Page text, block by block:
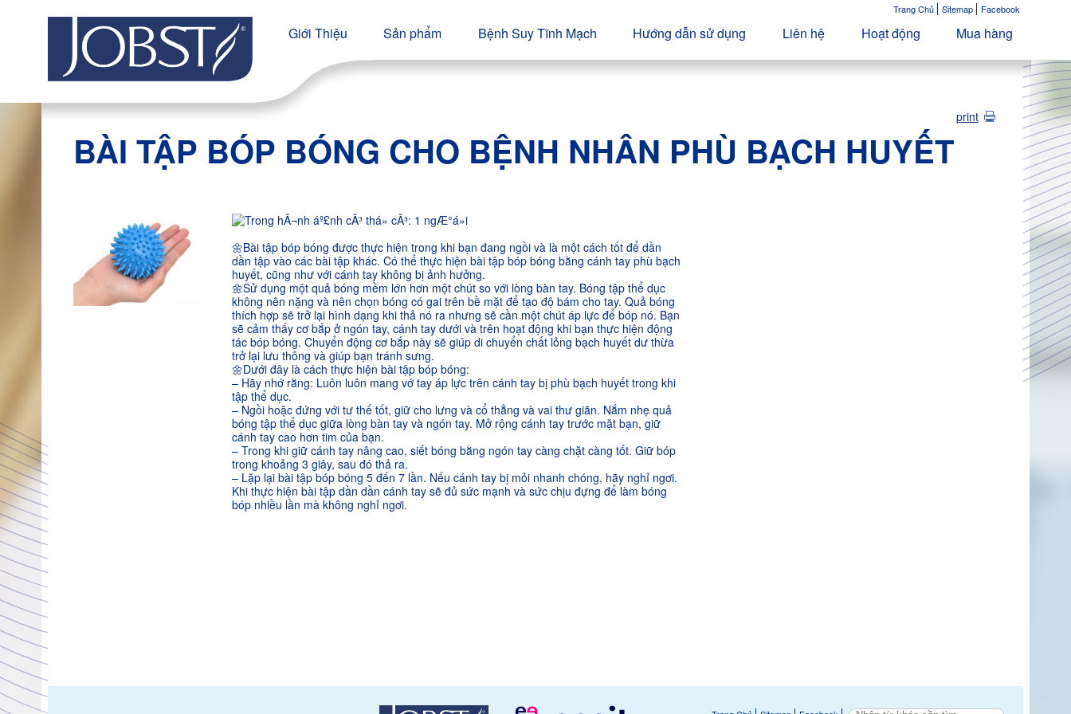
Trang Chủ Sitemap Facebook
Giới Thiệu Sản phẩm Bệnh Suy Tĩnh Mạch Hướng dẫn sử dụng Liên hệ Hoạt động Mua hàng
print
BÀI TẬP BÓP BÓNG CHO BỆNH NHÂN PHÙ BẠCH HUYẾT
🌼Bài tập bóp bóng được thực hiện trong khi bạn đang ngồi và là một cách tốt để dần
dần tập vào các bài tập khác. Có thể thực hiện bài tập bóp bóng bằng cánh tay phù bạch
huyết, cũng như với cánh tay không bị ảnh hưởng.
🌼Sử dụng một quả bóng mềm lớn hơn một chút so với lòng bàn tay. Bóng tập thể dục
không nên nặng và nên chọn bóng có gai trên bề mặt để tạo độ bám cho tay. Quả bóng
thích hợp sẽ trở lại hình dạng khi thả nó ra nhưng sẽ cần một chút áp lực để bóp nó. Bạn
sẽ cảm thấy cơ bắp ở ngón tay, cánh tay dưới và trên hoạt động khi bạn thực hiện động
tác bóp bóng. Chuyển động cơ bắp này sẽ giúp di chuyển chất lỏng bạch huyết dư thừa
trở lại lưu thông và giúp bạn tránh sưng.
🌼Dưới đây là cách thực hiện bài tập bóp bóng:
– Hãy nhớ rằng: Luôn luôn mang vớ tay áp lực trên cánh tay bị phù bạch huyết trong khi
tập thể dục.
– Ngồi hoặc đứng với tư thế tốt, giữ cho lưng và cổ thẳng và vai thư giãn. Nắm nhẹ quả
bóng tập thể dục giữa lòng bàn tay và ngón tay. Mở rộng cánh tay trước mặt bạn, giữ
cánh tay cao hơn tim của bạn.
– Trong khi giữ cánh tay nâng cao, siết bóng bằng ngón tay càng chặt càng tốt. Giữ bóp
trong khoảng 3 giây, sau đó thả ra.
– Lặp lại bài tập bóp bóng 5 đến 7 lần. Nếu cánh tay bị mỏi nhanh chóng, hãy nghỉ ngơi.
Khi thực hiện bài tập dần dần cánh tay sẽ đủ sức mạnh và sức chịu đựng để làm bóng
bóp nhiều lần mà không nghỉ ngơi.